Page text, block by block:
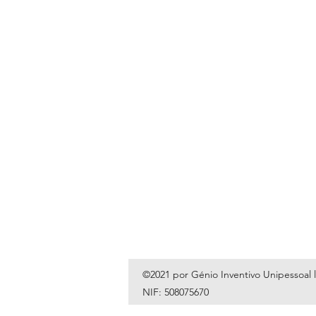
©2021 por Génio Inventivo Unipessoal
NIF: 508075670